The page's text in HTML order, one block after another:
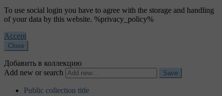
To use social login you have to agree with the storage and handling
of your data by this website. %privacy_policy%
Accept
Close
Добавить в коллекцию
Add new or search
Public collection title